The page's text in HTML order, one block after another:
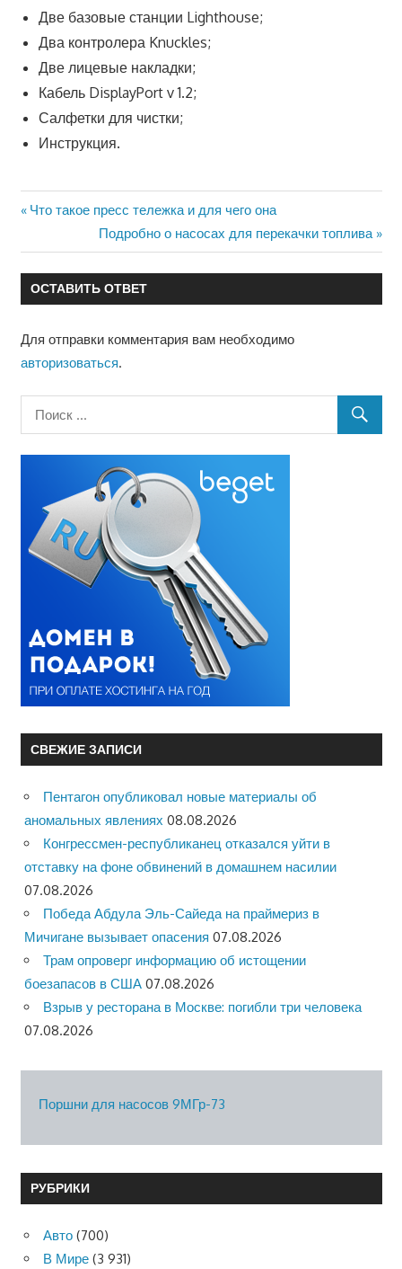
Две базовые станции Lighthouse;
Два контролера Knuckles;
Две лицевые накладки;
Кабель DisplayPort v 1.2;
Салфетки для чистки;
Инструкция.
Навигация
по
записям
Предыдущая
Что такое пресс тележка и для чего она
Следующая
запись:
Подробно о насосах для перекачки топлива
ОСТАВИТЬ ОТВЕТ
Для отправки комментария вам необходимо
авторизоваться.
СВЕЖИЕ ЗАПИСИ
Пентагон опубликовал новые материалы об
аномальных явлениях 08.08.2026
Конгрессмен-республиканец отказался уйти в
отставку на фоне обвинений в домашнем насилии
07.08.2026
Победа Абдула Эль-Сайеда на праймериз в
Мичигане вызывает опасения 07.08.2026
Трам опроверг информацию об истощении
боезапасов в США 07.08.2026
Взрыв у ресторана в Москве: погибли три человека
07.08.2026
Поршни для насосов 9МГр-73
РУБРИКИ
Авто (700)
В Мире (3 931)